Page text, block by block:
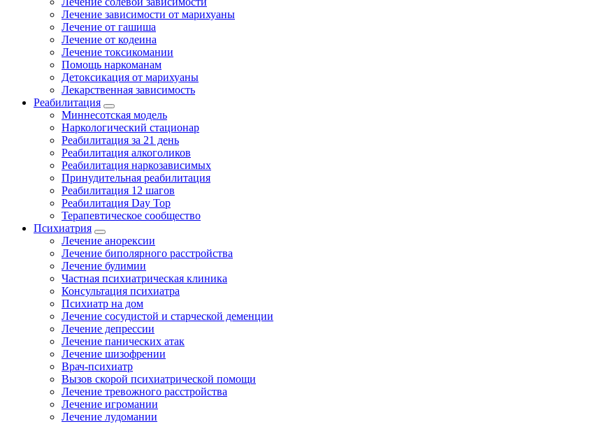
Лечение зависимости от марихуаны
Лечение от гашиша
Лечение от кодеина
Лечение токсикомании
Помощь наркоманам
Детоксикация от марихуаны
Лекарственная зависимость
Реабилитация
Миннесотская модель
Наркологический стационар
Реабилитация за 21 день
Реабилитация алкоголиков
Реабилитация наркозависимых
Принудительная реабилитация
Реабилитация 12 шагов
Реабилитация Day Top
Терапевтическое сообщество
Психиатрия
Лечение анорексии
Лечение биполярного расстройства
Лечение булимии
Частная психиатрическая клиника
Консультация психиатра
Психиатр на дом
Лечение сосудистой и старческой деменции
Лечение депрессии
Лечение панических атак
Лечение шизофрении
Врач-психиатр
Вызов скорой психиатрической помощи
Лечение тревожного расстройства
Лечение игромании
Лечение лудомании